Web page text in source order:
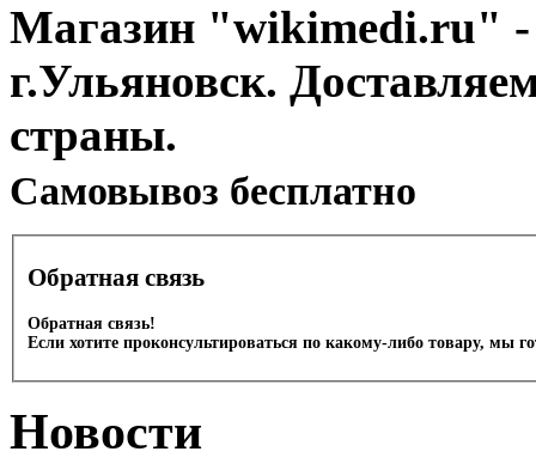
Магазин "wikimedi.ru" -
г.Ульяновск.
страны.
Cамовывоз бесплатно
Обратная связь
Обратная связь!
Если хотите проконсультироваться по какому-либо товару, мы
Новости